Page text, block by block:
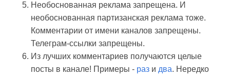
Необоснованная реклама запрещена. И
необоснованная партизанская реклама тоже.
Комментарии от имени каналов запрещены.
Телеграм-ссылки запрещены.
Из лучших комментариев получаются целые
посты в канале! Примеры - раз и два. Нередко